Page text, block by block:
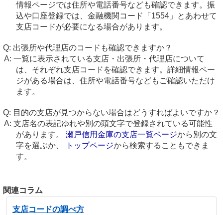
情報ページでは住所や電話番号なども確認できます。振
込や口座登録では、金融機関コード「1554」とあわせて
支店コードが必要になる場合があります。
出張所や代理店のコードも確認できますか？
一覧に表示されている支店・出張所・代理店について
は、それぞれ支店コードを確認できます。詳細情報ペー
ジがある場合は、住所や電話番号などもご確認いただけ
ます。
目的の支店が見つからない場合はどうすればよいですか？
支店名の表記ゆれや別の頭文字で登録されている可能性
があります。 瀬戸信用金庫の支店一覧ページから別の文
字を選ぶか、
トップページから検索することもできま
す。
関連コラム
支店コードの調べ方